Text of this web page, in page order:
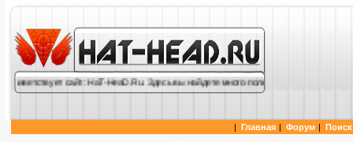
сайт: HaT-HeaD.Ru. Здесь вы найдете много полезной информации по
| Главная | Форум | Поиск